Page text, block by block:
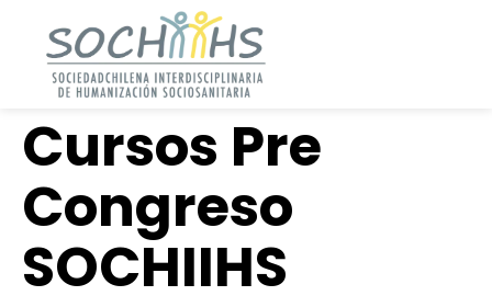
Cursos Pre
Congreso
SOCHIIHS